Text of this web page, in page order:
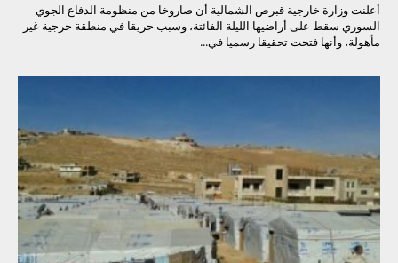
أعلنت وزارة خارجية قبرص الشمالية أن صاروخا من منظومة الدفاع الجوي
السوري سقط على أراضيها الليلة الفائتة، وسبب حريقا في منطقة حرجية غير
مأهولة، وأنها فتحت تحقيقا رسميا في...